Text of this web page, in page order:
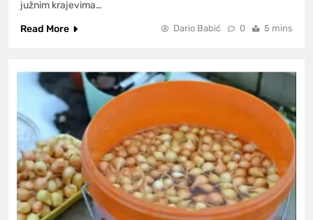
južnim krajevima…
Read More
Dario Babić 0 5 mins